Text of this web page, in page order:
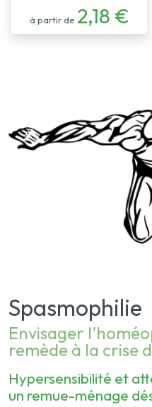
Spasmophilie
Envisager
remède à la crise
Hypersensibilité et
un remue-ménage
à partir de 2,18 €